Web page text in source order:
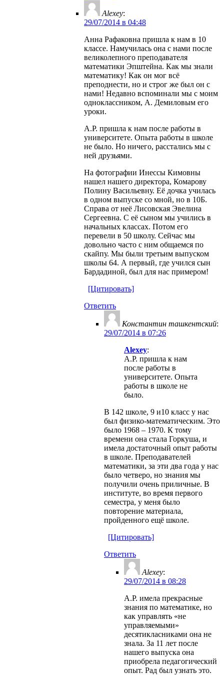
Alexey:
29/07/2014 в 04:48
Анна Рафаковна пришла к нам в 10
классе. Намучилась она с нами после
великолепного преподавателя
математики Эпштейна. Как мы знали
математику! Как он мог всё
преподнести, но и строг же был он с
нами! Недавно вспоминали мы с моим
одноклассником, А. Демиловым его
уроки.
А.Р. пришла к нам после работы в
университете. Опыта работы в школе
не было. Но ничего, расстались мы с
ней друзьями.
На фотографии Инессы Кимовны
нашел нашего директора, Комарову
Полину Васильевну. Её дочка училась
в одном выпуске со мной, но в 10Б.
Справа от неё Лисовская Эвелина
Сергеевна. С её сыном мы учились в
начальных классах. Потом его
перевели в 50 школу. Сейчас мы
довольно часто с ним общаемся по
скайпу. Мы были третьим выпуском
школы 64. А первый, где учился сын
Бардадиной, был для нас примером!
[Цитировать]
Ответить
Константин ташкентский:
29/07/2014 в 07:26
Alexey:
А.Р. пришла к нам
после работы в
университете. Опыта
работы в школе не
было.
В 142 школе, 9 и10 класс у нас
был физико-математическим. Это
было 1968 – 1970. К тому
времени она стала Горкуша, и
имела достаточный опыт работы
в школе. Преподавателей
математики, за эти два года у нас
было четверо, но знания мы
получили очень приличные. В
институте, во время первого
семестра, у меня было
повторение материала,
пройденного ещё школе.
[Цитировать]
Ответить
Alexey:
29/07/2014 в 08:28
А.Р. имела прекрасные
знания по математике, но
как управлять «не
управляемыми»
десятикласниками она не
знала. За 11 лет после
нашего выпуска она
приобрела педагогический
опыт. Рад был узнать это.